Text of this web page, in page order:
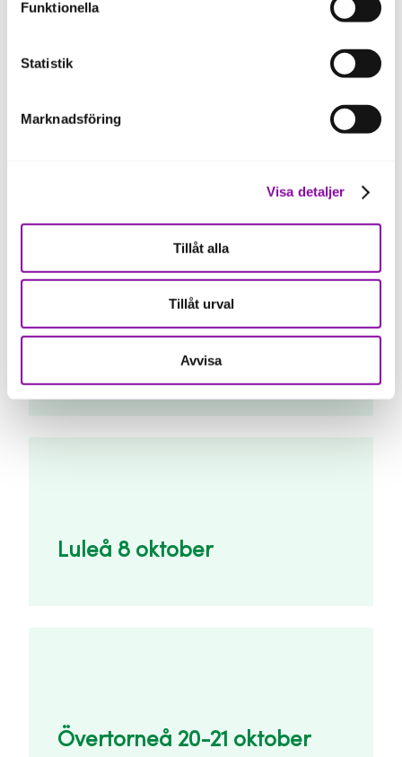
ska fungera se mer under inställningar.
Funktionella
Statistik
Marknadsföring
Visa detaljer
Tillåt alla
Tillåt urval
Avvisa
Gruppstarter - anmäl dig här
Umeå 15 september
Luleå 8 oktober
Övertorneå 20-21 oktober